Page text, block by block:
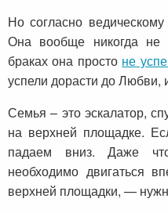
Но согласно
Она вообще никогда не
браках она просто не
успели дорасти до Любви,
Семья – это эскалатор,
на верхней площадке.
падаем вниз. Даже
необходимо двигаться
верхней площадки, —